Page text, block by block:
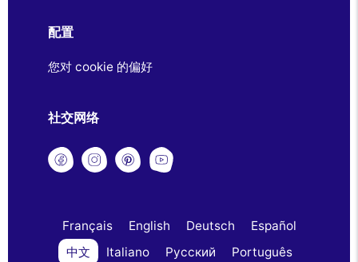
配置
您对 cookie 的偏好
社交网络
Français English Deutsch
Español
中文
Italiano Русский
Português